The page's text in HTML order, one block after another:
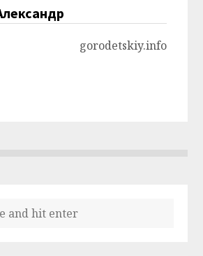
gorodetskiy.info